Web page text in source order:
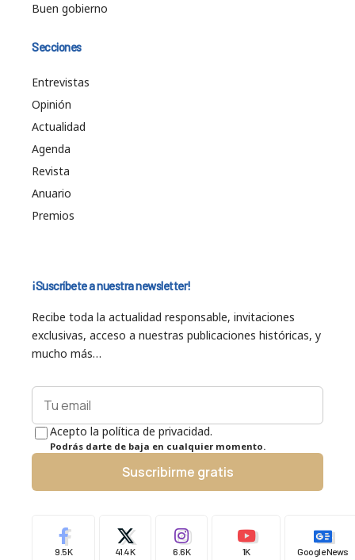
Buen gobierno
Secciones
Entrevistas
Opinión
Actualidad
Agenda
Revista
Anuario
Premios
¡Suscríbete a nuestra newsletter!
Recibe toda la actualidad responsable, invitaciones
exclusivas, acceso a nuestras publicaciones históricas, y
mucho más…
Acepto la política de privacidad.
Podrás darte de baja en cualquier momento.
Suscribirme gratis
9.5K 41.4K 6.6K 1K Google News